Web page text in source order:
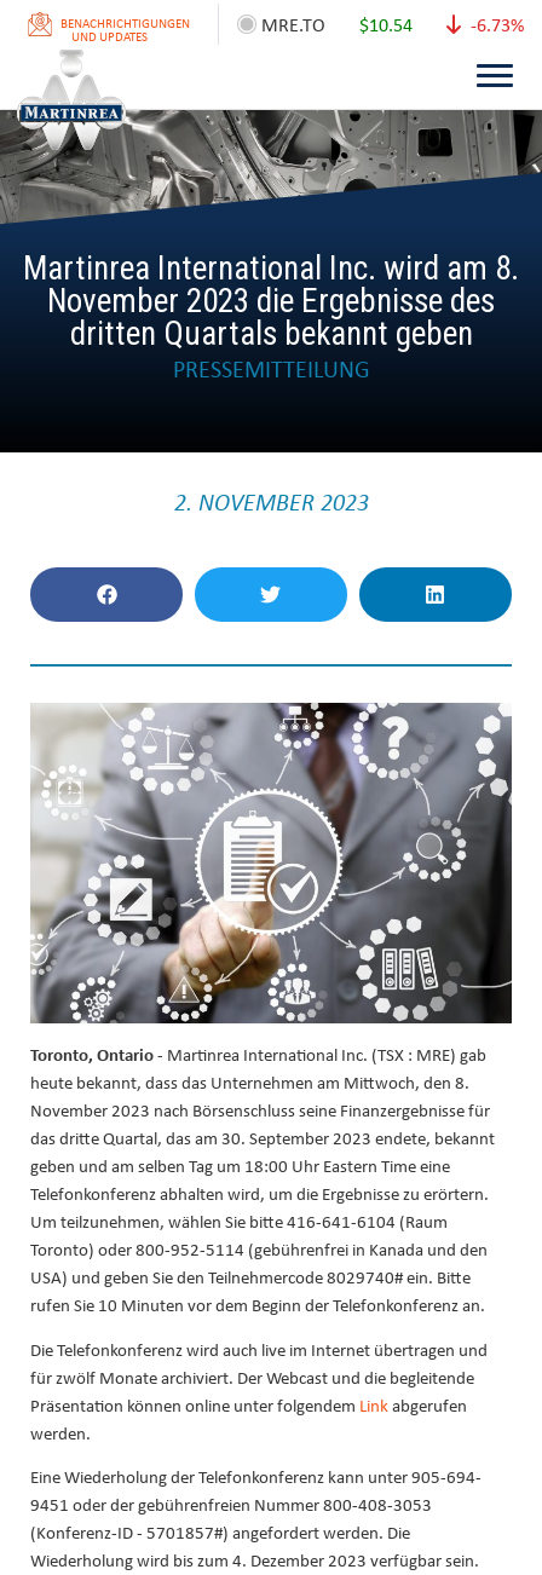
MRE.TO $10.54 -6.73%
BENACHRICHTIGUNGEN
UND UPDATES
Martinrea International Inc. wird am 8.
November 2023 die Ergebnisse des
dritten Quartals bekannt geben
PRESSEMITTEILUNG
2. NOVEMBER 2023
Toronto, Ontario- Martinrea International Inc. (TSX : MRE) gab
heute bekannt, dass das Unternehmen am Mittwoch, den 8.
November 2023 nach Börsenschluss seine Finanzergebnisse für
das dritte Quartal, das am 30. September 2023 endete, bekannt
geben und am selben Tag um 18:00 Uhr Eastern Time eine
Telefonkonferenz abhalten wird, um die Ergebnisse zu erörtern.
Um teilzunehmen, wählen Sie bitte 416-641-6104 (Raum
Toronto) oder 800-952-5114 (gebührenfrei in Kanada und den
USA) und geben Sie den Teilnehmercode 8029740# ein. Bitte
rufen Sie 10 Minuten vor dem Beginn der Telefonkonferenz an.
Die Telefonkonferenz wird auch live im Internet übertragen und
für zwölf Monate archiviert. Der Webcast und die begleitende
Präsentation können online unter folgendem Linkabgerufen
werden.
Eine Wiederholung der Telefonkonferenz kann unter 905-694-
9451 oder der gebührenfreien Nummer 800-408-3053
(Konferenz-ID - 5701857#) angefordert werden. Die
Wiederholung wird bis zum 4. Dezember 2023 verfügbar sein.